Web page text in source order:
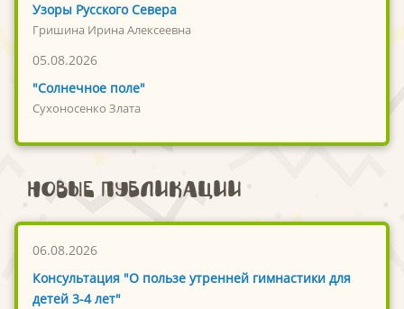
Узоры Русского Севера
Гришина Ирина Алексеевна
05.08.2026
"Солнечное поле"
Сухоносенко Злата
Новые публикации
06.08.2026
Консультация "О пользе утренней гимнастики для
детей 3-4 лет"